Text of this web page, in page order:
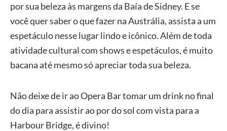
por sua beleza às margens da Baía de Sidney. E se
você quer saber o que fazer na Austrália, assista a um
espetáculo nesse lugar lindo e icônico. Além de toda
atividade cultural com shows e espetáculos, é muito
bacana até mesmo só apreciar toda sua beleza.
Não deixe de ir ao Opera Bar tomar um drink no final
do dia para assistir ao por do sol com vista para a
Harbour Bridge, é divino!